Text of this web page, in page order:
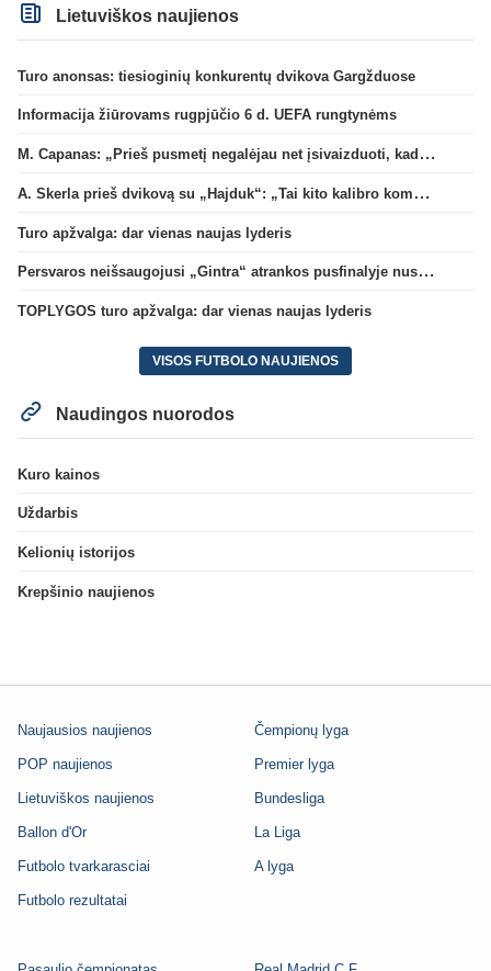
Lietuviškos naujienos
Turo anonsas: tiesioginių konkurentų dvikova Gargžduose
Informacija žiūrovams rugpjūčio 6 d. UEFA rungtynėms
M. Capanas: „Prieš pusmetį negalėjau net įsivaizduoti, kad žaisime prieš „Hajduk“
A. Skerla prieš dvikovą su „Hajduk“: „Tai kito kalibro komanda“
Turo apžvalga: dar vienas naujas lyderis
Persvaros neišsaugojusi „Gintra“ atrankos pusfinalyje nusileido Škotijos čempionėms
TOPLYGOS turo apžvalga: dar vienas naujas lyderis
VISOS FUTBOLO NAUJIENOS
Naudingos nuorodos
Kuro kainos
Uždarbis
Kelionių istorijos
Krepšinio naujienos
Naujausios naujienos
POP naujienos
Lietuviškos naujienos
Ballon d'Or
Futbolo tvarkarasciai
Futbolo rezultatai
Čempionų lyga
Premier lyga
Bundesliga
La Liga
A lyga